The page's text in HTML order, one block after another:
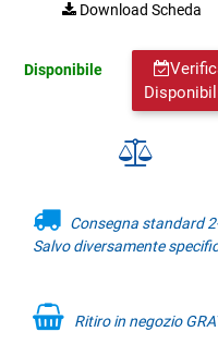
Download Scheda
Disponibile
Consegna standard
Salvo diversamente
Ritiro in negozio